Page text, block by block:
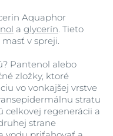
Aquaphor
a glycerín. Tieto
v spreji.
Pantenol alebo
zložky, ktoré
vo vonkajšej vrstve
stratu
celkovej regenerácii a
strane